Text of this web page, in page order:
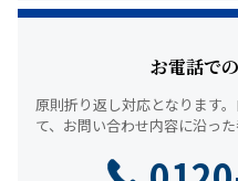
お電話で
原則折り返し対応となります。
て、 お問い合わせ内容に沿っ